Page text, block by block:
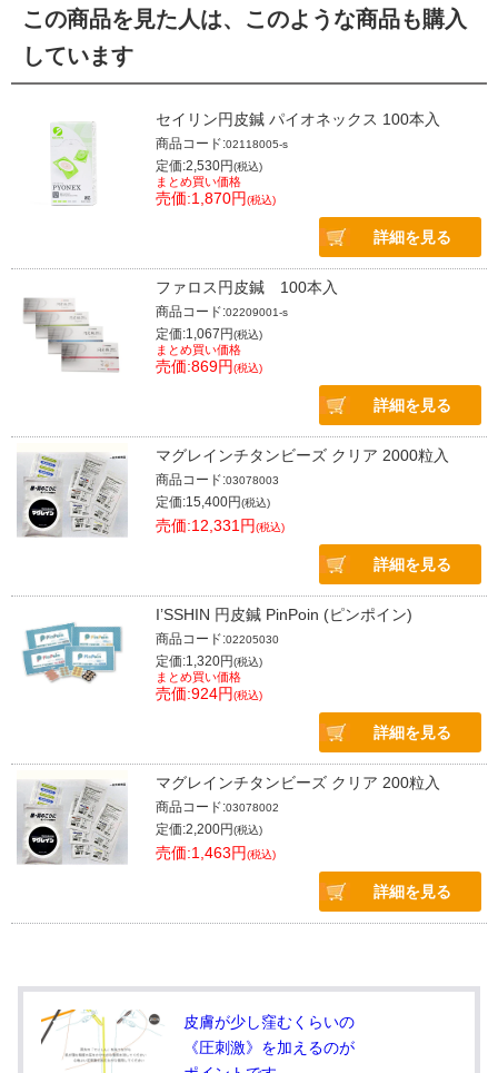
この商品を見た人は、このような商品も購入
しています
セイリン円皮鍼 パイオネックス 100本入
商品コード:02118005-s
定価:2,530円(税込)
まとめ買い価格
売価:1,870円(税込)
詳細を見る
ファロス円皮鍼 100本入
商品コード:02209001-s
定価:1,067円(税込)
まとめ買い価格
売価:869円(税込)
詳細を見る
マグレインチタンビーズ クリア 2000粒入
商品コード:03078003
定価:15,400円(税込)
売価:12,331円(税込)
詳細を見る
I’SSHIN 円皮鍼 PinPoin (ピンポイン)
商品コード:02205030
定価:1,320円(税込)
まとめ買い価格
売価:924円(税込)
詳細を見る
マグレインチタンビーズ クリア 200粒入
商品コード:03078002
定価:2,200円(税込)
売価:1,463円(税込)
詳細を見る
皮膚が少し窪むくらいの
《圧刺激》を加えるのが